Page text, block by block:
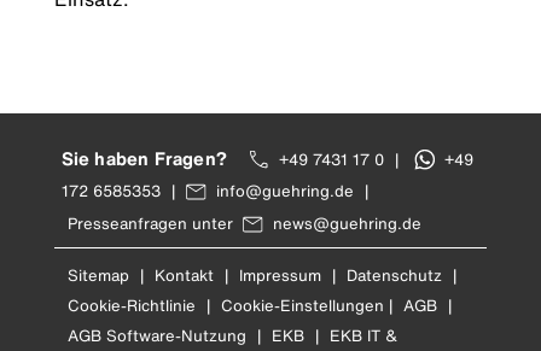
Sie haben Fragen? +49 7431 17 0 |
+49
172 6585353 | info@guehring.de |
Presseanfragen unter
news@guehring.de
Sitemap | Kontakt | Impressum | Datenschutz |
Cookie-Richtlinie | Cookie-Einstellungen | AGB |
AGB Software-Nutzung | EKB | EKB IT &